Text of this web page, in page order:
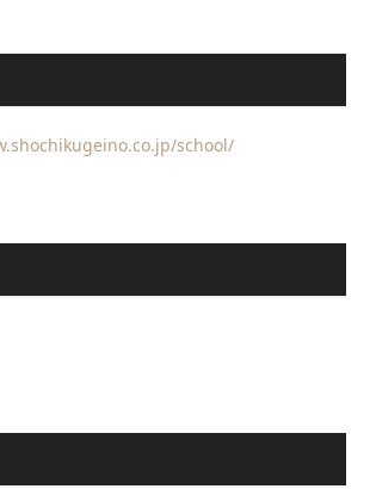
school/